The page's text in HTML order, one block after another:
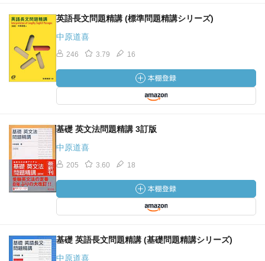
英語長文問題精講 (標準問題精講シリーズ)
中原道喜
246 3.79 16
基礎 英文法問題精講 3訂版
中原道喜
205 3.60 18
基礎 英語長文問題精講 (基礎問題精講シリーズ)
中原道喜